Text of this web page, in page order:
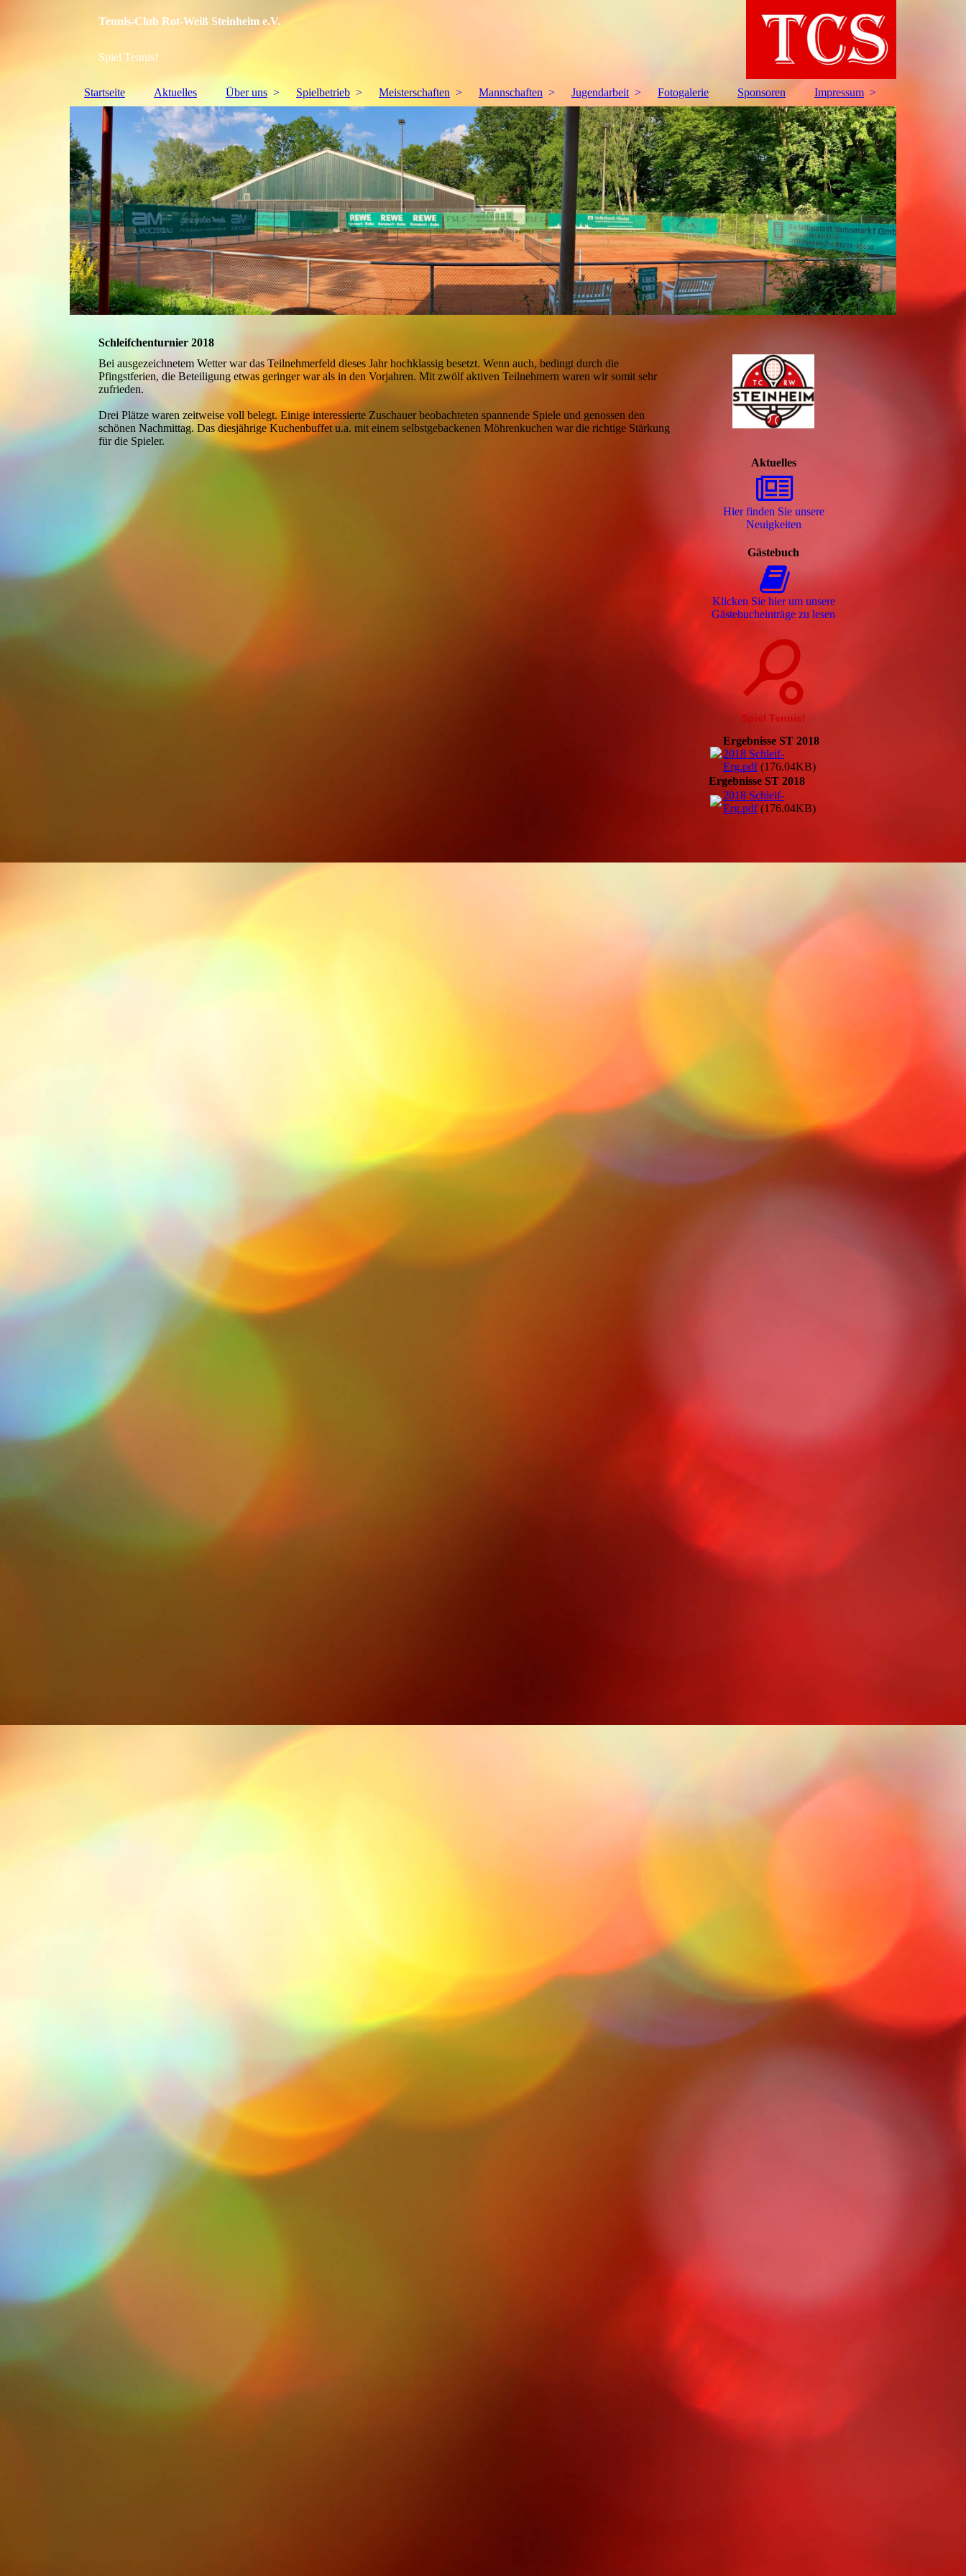
Tennis-Club Rot-Weiß Steinheim e.V.
Spiel Tennis!
Startseite Aktuelles Über uns Spielbetrieb Meisterschaften Mannschaften Jugendarbeit Fotogalerie Sponsoren Impressum
Schleifchenturnier 2018
Bei ausgezeichnetem Wetter war das Teilnehmerfeld dieses Jahr hochklassig besetzt. Wenn auch, bedingt durch die
Pfingstferien, die Beteiligung etwas geringer war als in den Vorjahren. Mit zwölf aktiven Teilnehmern waren wir somit sehr
zufrieden.
Drei Plätze waren zeitweise voll belegt. Einige interessierte Zuschauer beobachteten spannende Spiele und genossen den
schönen Nachmittag. Das diesjährige Kuchenbuffet u.a. mit einem selbstgebackenen Möhrenkuchen war die richtige Stärkung
für die Spieler.
Aktuelles
Hier finden Sie unsere
Neuigkeiten
Gästebuch
Klicken Sie hier um unsere
Gäs­te­buch­ein­trä­ge zu lesen
Spiel Tennis!
Ergebnisse ST 2018
2018 Schleif-
Erg.pdf(176.04KB)
Ergebnisse ST 2018
2018 Schleif-
Erg.pdf(176.04KB)